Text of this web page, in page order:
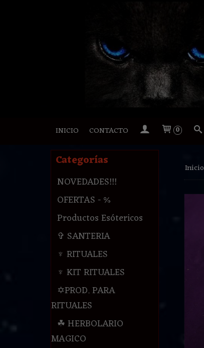
INICIO CONTACTO 0
Categorías
NOVEDADES!!!
OFERTAS - %
Productos Esótericos
✞ SANTERIA
♆ RITUALES
♆ KIT RITUALES
✡PROD. PARA
RITUALES
☘ HERBOLARIO
MAGICO
Inicio